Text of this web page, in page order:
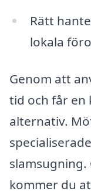
Rätt
lokala
Genom att
tid och får en
alternativ.
kommer du